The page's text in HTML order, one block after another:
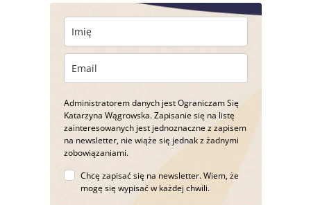
Administratorem danych jest Ograniczam Się
Katarzyna Wągrowska. Zapisanie się na listę
zainteresowanych jest jednoznaczne z zapisem
na newsletter, nie wiąże się jednak z żadnymi
zobowiązaniami.
Chcę zapisać się na newsletter. Wiem, że
mogę się wypisać w każdej chwili.